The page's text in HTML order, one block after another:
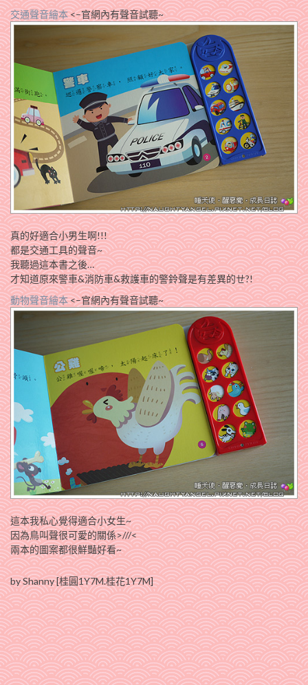
交通聲音繪本<–官網內有聲音試聽~
真的好適合小男生啊!!!
都是交通工具的聲音~
我聽過這本書之後…
才知道原來警車&消防車&救護車的警鈴聲是有差異的ㄝ?!
動物聲音繪本<–官網內有聲音試聽~
這本我私心覺得適合小女生~
因為鳥叫聲很可愛的關係>///<
兩本的圖案都很鮮豔好看~
by Shanny [桂圓1Y7M.桂花1Y7M]